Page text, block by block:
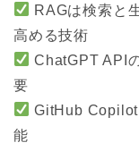
RAGは検索と
高める技術
ChatGPT API
要
GitHub Copilot
能